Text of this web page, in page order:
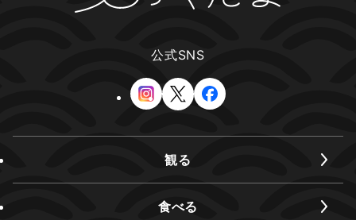
公式SNS
観る
食べる